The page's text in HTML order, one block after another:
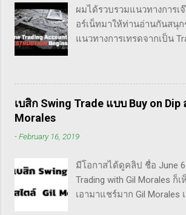
น่าสนใจ - ลาวทำรายได้แล้ว
นม่าร์ กำลังเริ่ม ปี 60 จะรู้ว่า
backlog การบริหารคลังที่กิ
งานพิมพ์ก็ยงดี เป็นโครงกา
products - ทำ packaging แ
ผมได้รวบรวมแนวทางการเ
อร์เน็ทมาให้ท่านอ่านกันสนุ
แนวทางการเทรดจากเป็น
หน้านี้ตั้งใจจะเป็น Trader
อยากเป็น Invester ไปซะงั้น
Trader คือลักษณะการเทรด
ขายในระยะเวลาหนึ่ง ที่สำคั
เฉพาะ stop loss แค่ราคาร่ว
หมายความถึงนักลงทุน พวกเ
ไม่สนใจต่อความผันผวนของ
อย่างวอเรน บัฟเฟต์ บอกว่า
เบสิก Swing Trade แบบ Buy on Dip
Morales
-February 16, 2019
มีโอกาสได้ดูคลิป ชื่อ June 6
Trading with Gil Morales ก็
เอามาแชร์มาก Gil Morales